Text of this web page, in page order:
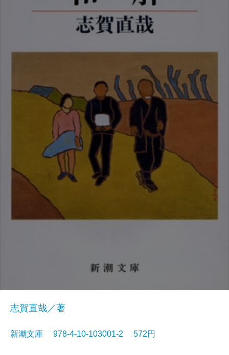
志賀直哉／著
新潮文庫 978-4-10-103001-2 572円